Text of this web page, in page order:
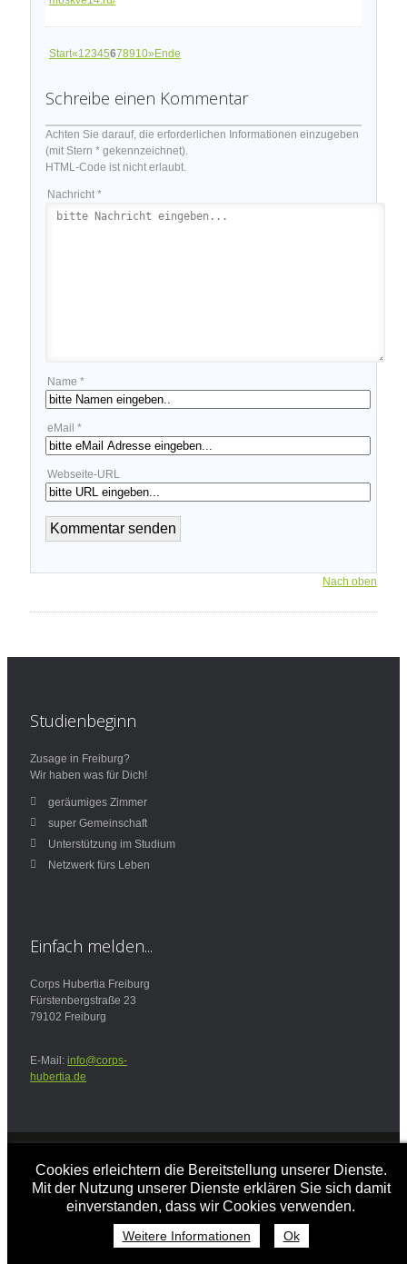
Start«12345678910»Ende
Schreibe einen Kommentar
Achten Sie darauf, die erforderlichen Informationen einzugeben
(mit Stern * gekennzeichnet).
HTML-Code ist nicht erlaubt.
Nachricht *
Name *
eMail *
Webseite-URL
Nach oben
Studienbeginn
Zusage in Freiburg?
Wir haben was für Dich!
geräumiges Zimmer
super Gemeinschaft
Unterstützung im Studium
Netzwerk fürs Leben
Einfach melden...
Corps Hubertia Freiburg
Fürstenbergstraße 23
79102 Freiburg
E-Mail: info@corps-
hubertia.de
Design und Implementierung -www.bald-im-netz.de
© Copyright 2013 Martin Richter
Cookies erleichtern die Bereitstellung unserer Dienste.
Mit der Nutzung unserer Dienste erklären Sie sich damit
einverstanden, dass wir Cookies verwenden.
Weitere Informationen Ok